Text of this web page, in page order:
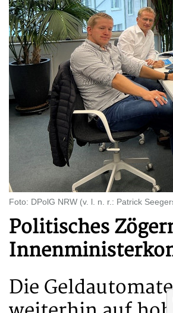
Foto: DPolG NRW (v. l. n. r.: Patrick
Politisches
Die